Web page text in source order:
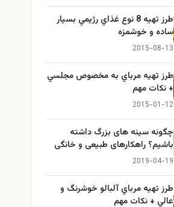
طرز تهيه 8 نوع غذاي رژيمي بسيار
ساده و خوشمزه
2015-08-13
طرز تهيه مرباي به مخصوص مجلسي
+ نكات مهم
2015-01-12
چگونه سینه های بزرگ داشته
باشیم؟ راهکارهای طبیعی و خانگی
برای بزرگ کردن سینه
2019-04-19
طرز تهيه مرباي آلبالو خوشرنگ و
عالي + نكات مهم